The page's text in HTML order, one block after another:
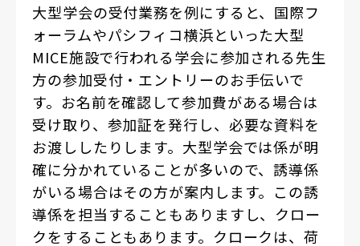
大型学会の受付業務を例にすると、国際フ
ォーラムやパシフィコ横浜といった大型
MICE施設で行われる学会に参加される先生
方の参加受付・エントリーのお手伝いで
す。お名前を確認して参加費がある場合は
受け取り、参加証を発行し、必要な資料を
お渡ししたりします。大型学会では係が明
確に分かれていることが多いので、誘導係
がいる場合はその方が案内します。この誘
導係を担当することもありますし、クロー
クをすることもあります。クロークは、荷